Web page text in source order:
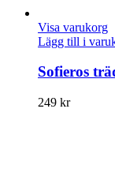
Visa varukorg
Lägg till i
Sofieros
249 kr